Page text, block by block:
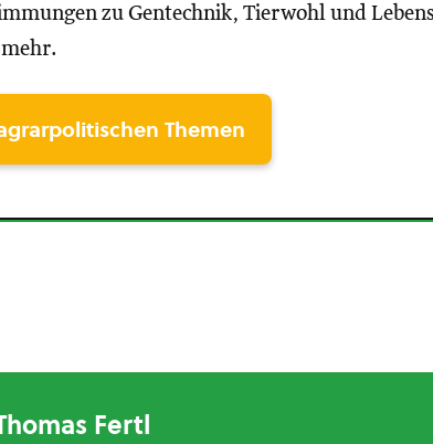
zu Gentechnik, Tierwohl und
Themen
Fertl